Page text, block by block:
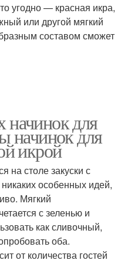
угодно — красная икра,
или другой мягкий
составом сможет
начинок для
начинок для
икрой
на столе закуски с
особенных идей,
Мягкий
с зеленью и
как сливочный,
оба.
от количества гостей